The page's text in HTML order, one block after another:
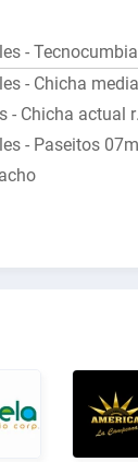
media orquestas y guaracaditas
media varios 15mins
actual rapida 19mins
- Paseitos 07mins